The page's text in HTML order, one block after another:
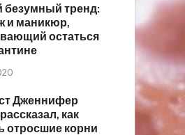
тренд:
и маникюр,
остаться
Дженнифер
как
отросшие корни